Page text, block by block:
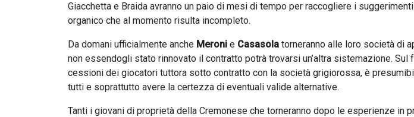
Giacchetta e Braida avranno un paio di mesi di tempo per raccogliere i
organico che al momento risulta incompleto.
Da domani ufficialmente anche Meroni e Casasola torneranno alle loro società di
non essendogli stato rinnovato il contratto potrà trovarsi un’altra sistemazione.
cessioni dei giocatori tuttora sotto contratto con la società grigiorossa, è
tutti e soprattutto avere la certezza di eventuali valide alternative.
Tanti i giovani di proprietà della Cremonese che torneranno dopo le esperienze in